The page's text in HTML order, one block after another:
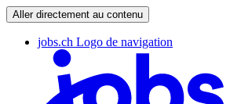
Aller directement au contenu
jobs.ch Logo de navigation